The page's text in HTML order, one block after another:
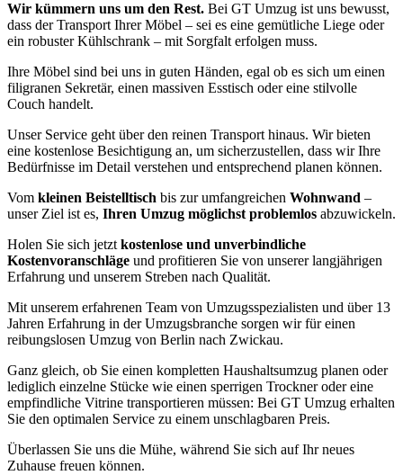
Wir kümmern uns um den Rest. Bei GT Umzug ist uns bewusst,
dass der Transport Ihrer Möbel – sei es eine gemütliche Liege oder
ein robuster Kühlschrank – mit Sorgfalt erfolgen muss.
Ihre Möbel sind bei uns in guten Händen, egal ob es sich um einen
filigranen Sekretär, einen massiven Esstisch oder eine stilvolle
Couch handelt.
Unser Service geht über den reinen Transport hinaus. Wir bieten
eine kostenlose Besichtigung an, um sicherzustellen, dass wir Ihre
Bedürfnisse im Detail verstehen und entsprechend planen können.
Vom kleinen Beistelltisch bis zur umfangreichen Wohnwand –
unser Ziel ist es, Ihren Umzug möglichst problemlos abzuwickeln.
Holen Sie sich jetzt kostenlose und unverbindliche
Kostenvoranschläge und profitieren Sie von unserer langjährigen
Erfahrung und unserem Streben nach Qualität.
Mit unserem erfahrenen Team von Umzugsspezialisten und über 13
Jahren Erfahrung in der Umzugsbranche sorgen wir für einen
reibungslosen Umzug von Berlin nach Zwickau.
Ganz gleich, ob Sie einen kompletten Haushaltsumzug planen oder
lediglich einzelne Stücke wie einen sperrigen Trockner oder eine
empfindliche Vitrine transportieren müssen: Bei GT Umzug erhalten
Sie den optimalen Service zu einem unschlagbaren Preis.
Überlassen Sie uns die Mühe, während Sie sich auf Ihr neues
Zuhause freuen können.